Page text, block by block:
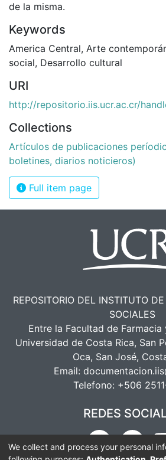
de la misma.
Keywords
America Central, Arte
social, Desarrollo cultural
URI
http://repositorio.iis.ucr.ac.cr/
Collections
Artículos de publicaciones
boletines, diarios noticieros)
Full item page
REPOSITORIO DEL INSTITUTO
SOCIALES
Entre la Facultad de
Universidad de Costa Rica, San
Oca, San José,
Email:
Telefono: +506
REDES
We collect and process your personal